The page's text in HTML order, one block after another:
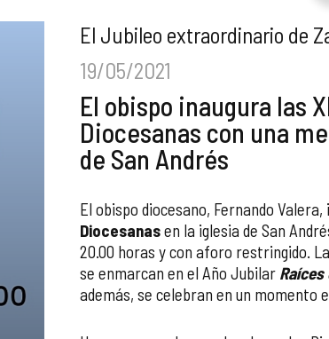
El Jubileo extraordinario de
19/05/2021
El obispo inaugura las
Diocesanas con una
de San Andrés
El obispo diocesano, Fernando
Diocesanasen la iglesia de San
20.00 horas y con aforo restringido.
se enmarcan en el Año Jubilar
además, se celebran en un momento